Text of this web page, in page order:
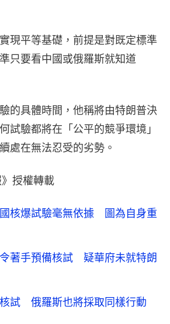
現平等基礎，前提是對既定標準
只要看中國或俄羅斯就知道
的具體時間，他稱將由特朗普決
試驗都將在「公平的競爭環境」
處在無法忍受的劣勢。
授權轉載
核爆試驗毫無依據 圖為自身重
著手預備核試 疑華府未就特朗
試 俄羅斯也將採取同樣行動